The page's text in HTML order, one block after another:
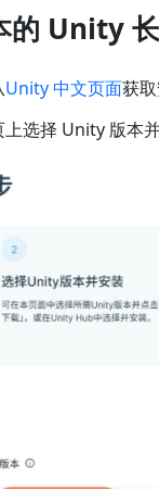
Unity 长
Unity 中文页面获
选择 Unity 版本